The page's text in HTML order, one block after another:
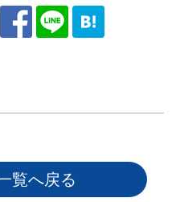
覧へ戻る